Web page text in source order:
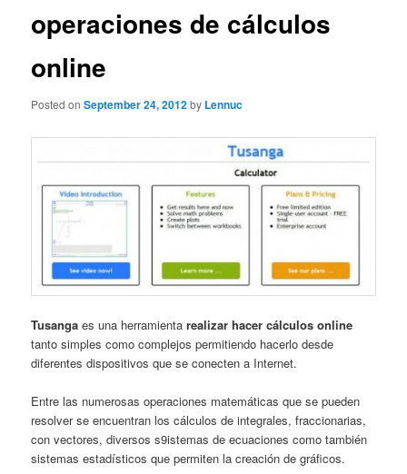
operaciones de cálculos
online
Posted onSeptember 24, 2012by Lennuc
Tusanga es una herramientarealizar hacer cálculos online
tanto simples como complejos permitiendo hacerlo desde
diferentes dispositivos que se conecten a Internet.
Entre las numerosas operaciones matemáticas que se pueden
resolver se encuentran los cálculos de integrales, fraccionarias,
con vectores, diversos s9istemas de ecuaciones como también
sistemas estadísticos que permiten la creación de gráficos.